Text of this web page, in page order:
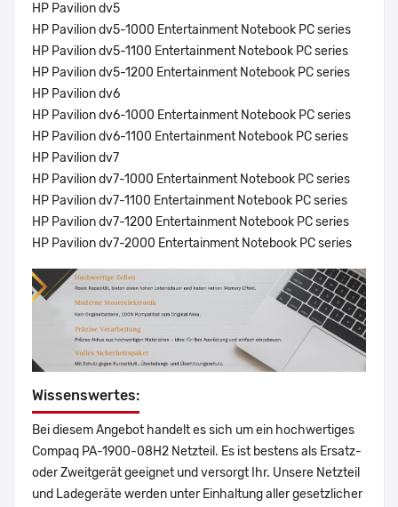
HP Pavilion dv5
HP Pavilion dv5-1000 Entertainment Notebook PC series
HP Pavilion dv5-1100 Entertainment Notebook PC series
HP Pavilion dv5-1200 Entertainment Notebook PC series
HP Pavilion dv6
HP Pavilion dv6-1000 Entertainment Notebook PC series
HP Pavilion dv6-1100 Entertainment Notebook PC series
HP Pavilion dv7
HP Pavilion dv7-1000 Entertainment Notebook PC series
HP Pavilion dv7-1100 Entertainment Notebook PC series
HP Pavilion dv7-1200 Entertainment Notebook PC series
HP Pavilion dv7-2000 Entertainment Notebook PC series
Wissenswertes:
Bei diesem Angebot handelt es sich um ein hochwertiges
Compaq PA-1900-08H2 Netzteil. Es ist bestens als Ersatz-
oder Zweitgerät geeignet und versorgt Ihr. Unsere Netzteil
und Ladegeräte werden unter Einhaltung aller gesetzlicher